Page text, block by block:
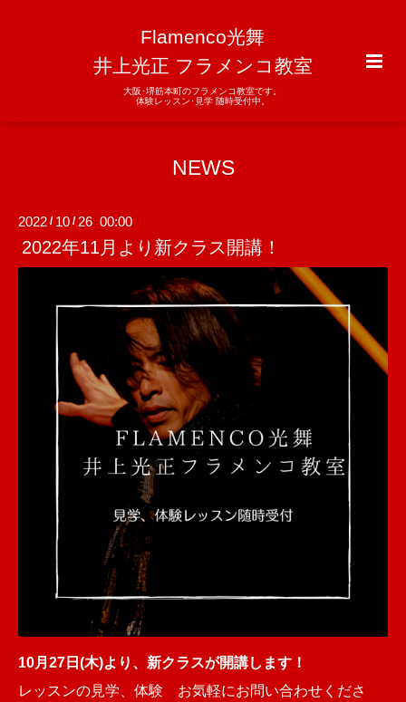
Flamenco光舞
井上光正 フラメンコ教室
大阪･堺筋本町のフラメンコ教室です。
体験レッスン･見学 随時受付中。
NEWS
2022 / 10 / 26 00:00
2022年11月より新クラス開講！
10月27日(木)より、新クラスが開講します！
レッスンの見学、体験 お気軽にお問い合わせくださ